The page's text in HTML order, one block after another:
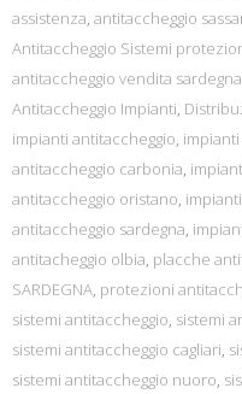
assistenza, antitaccheggio
Antitaccheggio Sistemi
antitaccheggio vendita sardegna
Antitaccheggio Impianti,
impianti antitaccheggio,
antitaccheggio carbonia,
antitaccheggio oristano,
antitaccheggio sardegna,
antitacheggio olbia, placche
SARDEGNA, protezioni
sistemi antitaccheggio, sistemi
sistemi antitaccheggio cagliari,
sistemi antitaccheggio nuoro,